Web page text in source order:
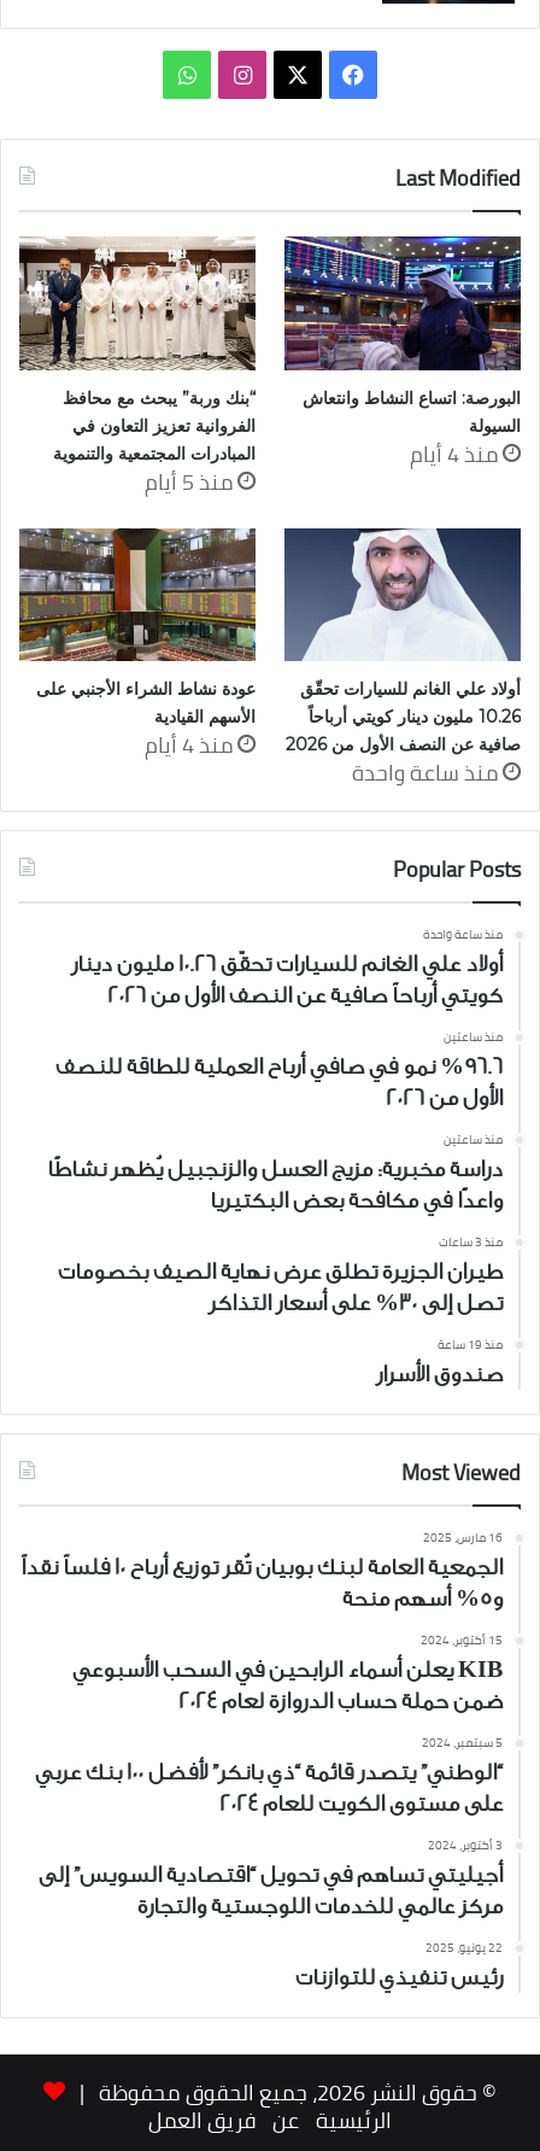
فيسبوك انستقرامواتساب
Last Modified
البورصة: اتساع النشاط وانتعاش
السيولة
منذ 4 أيام
“بنك وربة” يبحث مع محافظ
الفروانية تعزيز التعاون في
المبادرات المجتمعية والتنموية
منذ 5 أيام
أولاد علي الغانم للسيارات تحقّق
10.26 مليون دينار كويتي أرباحاً
صافية عن النصف الأول من 2026
منذ ساعة واحدة
عودة نشاط الشراء الأجنبي على
الأسهم القيادية
منذ 4 أيام
Popular Posts
منذ ساعة واحدة
أولاد علي الغانم للسيارات تحقّق 10.26 مليون دينار
كويتي أرباحاً صافية عن النصف الأول من 2026
منذ ساعتين
%96.6 نمو في صافي أرباح العملية للطاقة للنصف
الأول من 2026
منذ ساعتين
دراسة مخبرية: مزيج العسل والزنجبيل يُظهر نشاطًا
واعدًا في مكافحة بعض البكتيريا
منذ 3 ساعات
طيران الجزيرة تطلق عرض نهاية الصيف بخصومات
تصل إلى 30% على أسعار التذاكر
منذ 19 ساعة
صندوق الأسرار
Most Viewed
16 مارس، 2025
الجمعية العامة لبنك بوبيان تُقر توزيع أرباح 10 فلساً نقداً
و5% أسهم منحة
15 أكتوبر، 2024
KIB يعلن أسماء الرابحين في السحب الأسبوعي
ضمن حملة حساب الدروازة لعام 2024
5 سبتمبر، 2024
“الوطني” يتصدر قائمة “ذي بانكر” لأفضل 100 بنك عربي
على مستوى الكويت للعام 2024
3 أكتوبر، 2024
أجيليتي تساهم في تحويل “اقتصادية السويس” إلى
مركز عالمي للخدمات اللوجستية والتجارة
22 يونيو، 2025
رئيس تنفيذي للتوازنات
© حقوق النشر 2026، جميع الحقوق محفوظة |
الرئيسية عن فريق العمل